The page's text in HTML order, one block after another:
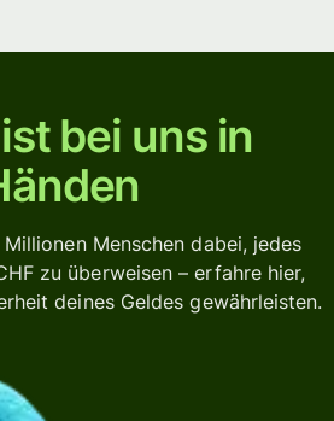
bei uns in
Menschen dabei, jedes
zu überweisen – erfahre hier,
deines Geldes gewährleisten.